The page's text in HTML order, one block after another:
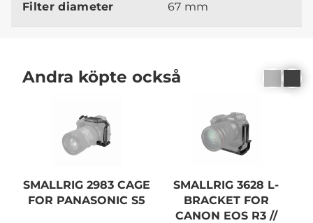
Filter diameter 67 mm
Andra köpte också
SMALLRIG 2983 CAGE
FOR PANASONIC S5
SMALLRIG 3628 L-
BRACKET FOR
CANON EOS R3 //